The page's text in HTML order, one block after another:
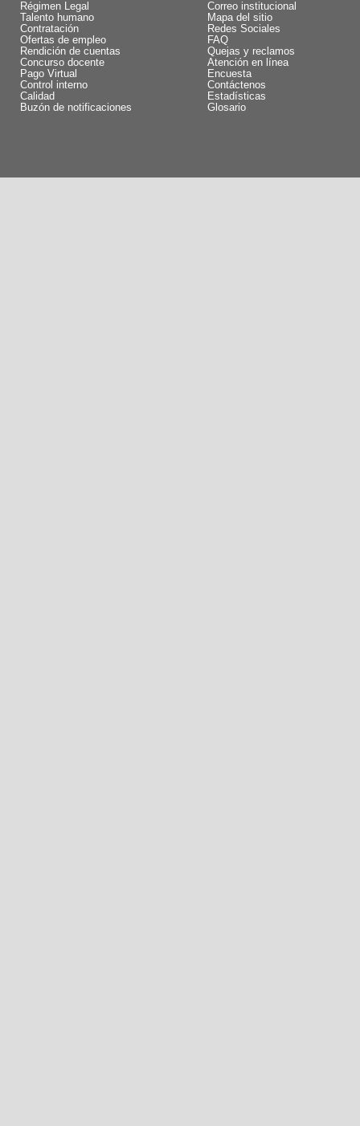
Régimen Legal
Talento humano
Contratación
Ofertas de empleo
Rendición de cuentas
Concurso docente
Pago Virtual
Control interno
Calidad
Buzón de notificaciones
Correo institucional
Mapa del sitio
Redes Sociales
FAQ
Quejas y reclamos
Atención en línea
Encuesta
Contáctenos
Estadísticas
Glosario